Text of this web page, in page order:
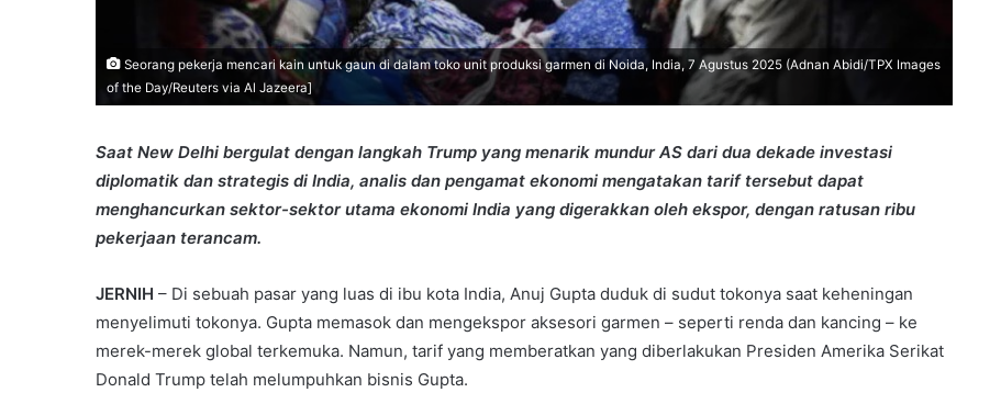
Seorang pekerja mencari kain untuk gaun di dalam toko unit produksi garmen di Noida, India, 7 Agustus 2025 (Adnan Abidi/TPX Images
of the Day/Reuters via Al Jazeera]
Saat New Delhi bergulat dengan langkah Trump yang menarik mundur AS dari dua dekade investasi
diplomatik dan strategis di India, analis dan pengamat ekonomi mengatakan tarif tersebut dapat
menghancurkan sektor-sektor utama ekonomi India yang digerakkan oleh ekspor, dengan ratusan ribu
pekerjaan terancam.
JERNIH – Di sebuah pasar yang luas di ibu kota India, Anuj Gupta duduk di sudut tokonya saat keheningan
menyelimuti tokonya. Gupta memasok dan mengekspor aksesori garmen – seperti renda dan kancing – ke
merek-merek global terkemuka. Namun, tarif yang memberatkan yang diberlakukan Presiden Amerika Serikat
Donald Trump telah melumpuhkan bisnis Gupta.